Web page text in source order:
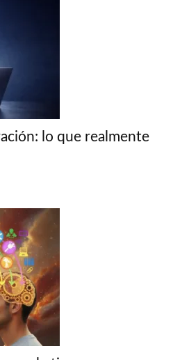
lo que realmente